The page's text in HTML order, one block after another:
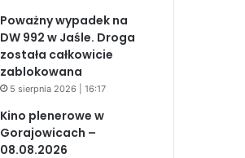
Poważny wypadek na
DW 992 w Jaśle. Droga
została całkowicie
zablokowana
5 sierpnia 2026 | 16:17
Kino plenerowe w
Gorajowicach –
08.08.2026